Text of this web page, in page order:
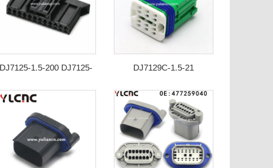
DJ7125-1.5-200 DJ7125-
DJ7129C-1.5-21